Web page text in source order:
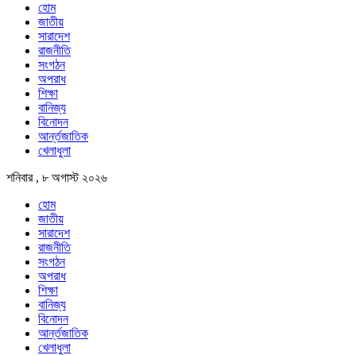
হোম
জাতীয়
সারাদেশ
রাজনীতি
সংগঠন
অপরাধ
শিক্ষা
বানিজ্য
বিনোদন
আর্ন্তজাতিক
খেলাধুলা
শনিবার , ৮ অগাস্ট ২০২৬
হোম
জাতীয়
সারাদেশ
রাজনীতি
সংগঠন
অপরাধ
শিক্ষা
বানিজ্য
বিনোদন
আর্ন্তজাতিক
খেলাধুলা